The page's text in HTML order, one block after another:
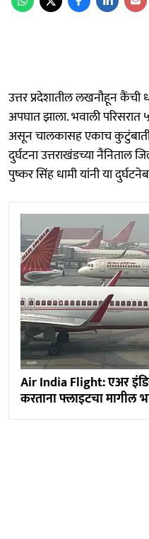
उत्तर प्रदेशातील लखनौहून कैंची
अपघात झाला. भवाली
असून चालकासह एकाच
दुर्घटना उत्तराखंडच्या नैनिताल
पुष्कर सिंह धामी यांनी या
Air India Flight: एअर
करताना फ्लाइटचा मागील